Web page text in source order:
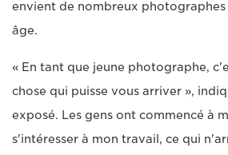
envient de nombreux photographes
âge.
« En tant que jeune photographe,
chose qui puisse vous arriver »,
exposé. Les gens ont commencé à
s'intéresser à mon travail, ce qui